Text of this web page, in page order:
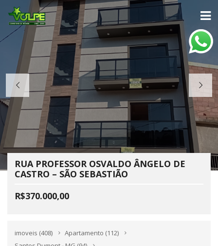
RUA PROFESSOR OSVALDO ÂNGELO DE
CASTRO – SÃO SEBASTIÃO
R$370.000,00
imoveis (408) Apartamento (112)